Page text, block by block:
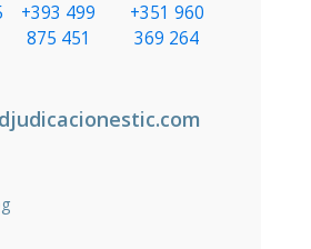
+393 499
875 451
+351 960
369 264